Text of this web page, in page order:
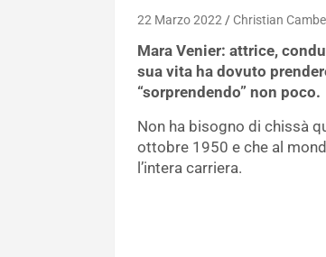
22 Marzo 2022 Christian
Mara Venier: attrice,
sua vita ha dovuto
“sorprendendo” non poco.
Non ha bisogno di chissà
ottobre 1950 e che al
l’intera carriera.